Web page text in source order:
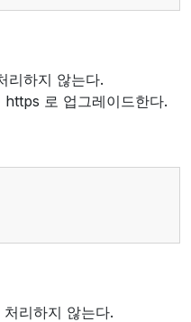
리하지 않는다.
로 업그레이드한다.
리하지 않는다.